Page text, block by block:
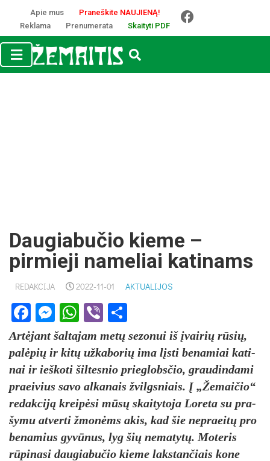
Apie mus
Praneškite NAUJIENĄ!
Reklama
Prenumerata Skaityti PDF
Daugiabučio kieme –
pirmieji nameliai katinams
REDAKCIJA 2022-11-01 AKTUALIJOS
Facebook
Messenger
WhatsApp
Viber
Artė­jant šal­ta­jam metų se­zo­nui iš įvai­rių rūsių,
palė­pių ir kitų už­ka­bo­rių ima lįsti be­na­miai ka­ti­
nai ir ieš­ko­ti šil­tes­nio prie­globs­čio, grau­din­da­mi
praei­vius sa­vo al­ka­nais žvilgs­niais. Į „Že­mai­čio“
re­dak­ciją kreipė­si mūsų skai­ty­to­ja Lo­re­ta su pra­
šy­mu at­ver­ti žmonėms akis, kad šie ne­praeitų pro
be­na­mius gyvū­nus, lyg šių ne­ma­tytų. Mo­te­ris
rūpi­na­si dau­gia­bu­čio kie­me laks­tan­čiais ko­ne